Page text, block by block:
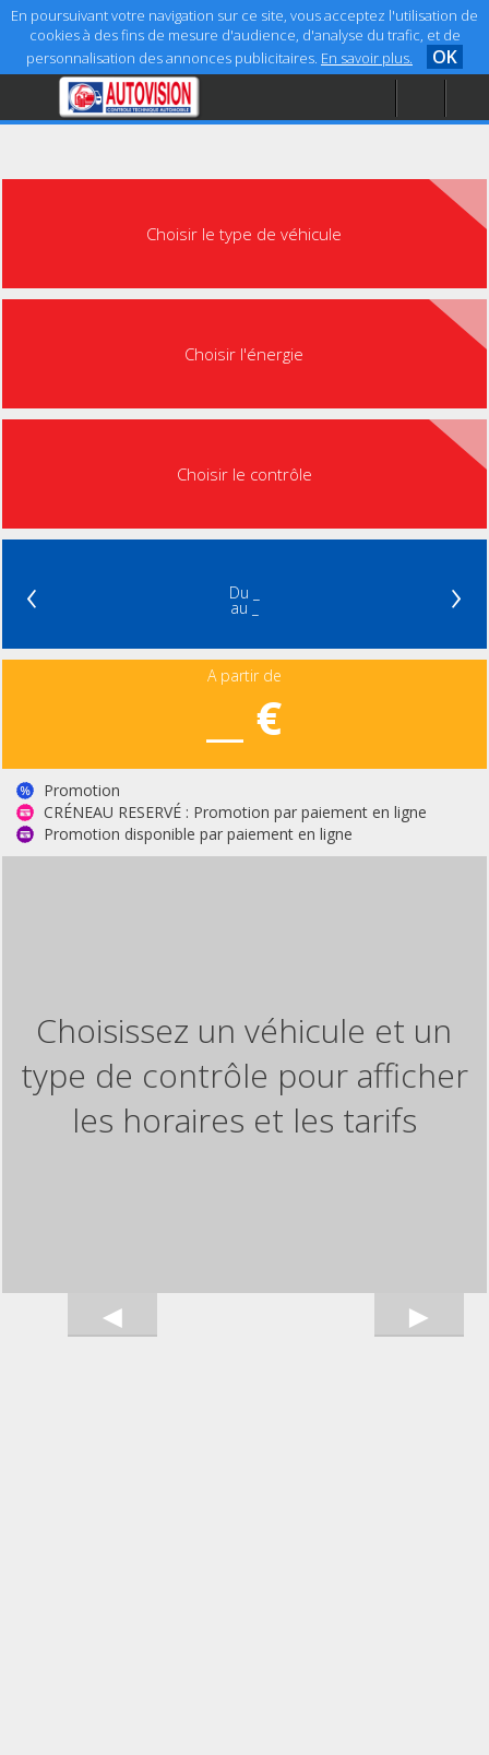
En poursuivant votre navigation sur ce site, vous acceptez l'utilisation de
cookies à des fins de mesure d'audience, d'analyse du trafic, et de
personnalisation des annonces publicitaires. En savoir plus. OK
Accueil
Aide
Choisir le type de véhicule
Choisir l'énergie
Choisir le contrôle
‹ Du _
au _ ›
A partir de
__ €
Promotion
CRÉNEAU RESERVÉ : Promotion par paiement en ligne
Promotion disponible par paiement en ligne
Choisissez un véhicule et un
type de contrôle pour afficher
les horaires et les tarifs